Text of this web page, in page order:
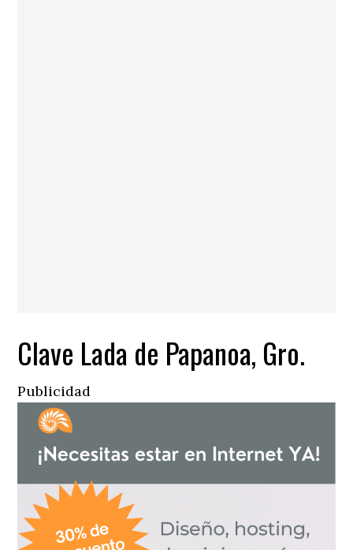
Clave Lada de Papanoa, Gro.
Publicidad